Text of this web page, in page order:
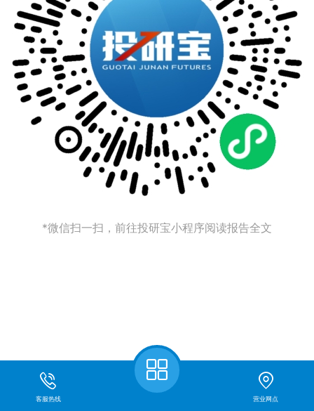
关于公司
*微信扫一扫，前往投研宝小程序阅读报告全文
客服热线 营业网点